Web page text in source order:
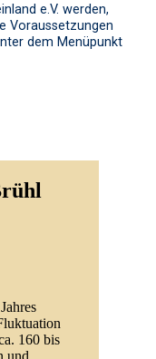
e.V. werden,
Voraussetzungen
dem Menüpunkt